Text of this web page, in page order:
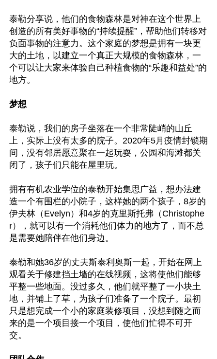
泰勒分享说，他们的食物森林是对神在这个世界上
创造的所有美好事物的“持续提醒”，帮助他们转移对
负面事物的注意力。这个家庭的梦想是拥有一块更
大的土地，以建立一个真正大规模的食物森林，一
个可以让大家来体验自己种植食物的“乐趣和益处”的
地方。
梦想
泰勒说，我们的房子坐落在一个非常陡峭的山丘
上，实际上没有太多的院子。2020年5月疫情封锁期
间，没有邻居愿意聚在一起玩耍，公园和海滩都关
闭了，孩子们只能在屋里玩。
拥有有机农业学位的泰勒开始集思广益，想办法建
造一个有围栏的小院子，这样她的两个孩子，8岁的
伊夫林（Evelyn）和4岁的克里斯托弗（Christophe
r），就可以有一个消耗他们体力的地方了，而不总
是需要她陪伴在他们身边。
泰勒和她36岁的丈夫斯泰利奥斯一起，开始在网上
观看关于修建挡土墙的在线视频，这将使他们能够
平整一些地面。没过多久，他们就平整了一小块土
地，并铺上了草，为孩子们准备了一个院子。最初
只是想完成一个小的家庭装修项目，没想到随之而
来的是一个项目接一个项目，使他们忙得不可开
交。